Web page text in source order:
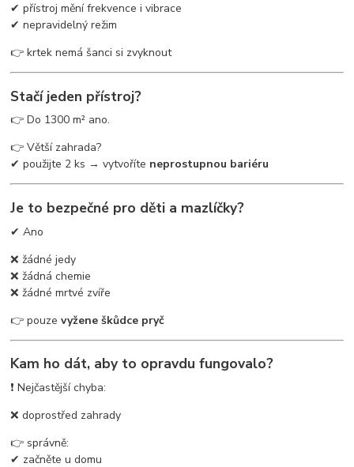
✔ přístroj mění frekvence i vibrace
✔ nepravidelný režim
👉 krtek nemá šanci si zvyknout
Stačí jeden přístroj?
👉 Do 1300 m² ano.
👉 Větší zahrada?
✔ použijte 2 ks → vytvoříte neprostupnou bariéru
Je to bezpečné pro děti a mazlíčky?
✔ Ano
❌ žádné jedy
❌ žádná chemie
❌ žádné mrtvé zvíře
👉 pouzevyžene škůdce pryč
Kam ho dát, aby to opravdu fungovalo?
❗ Nejčastější chyba:
❌ doprostřed zahrady
👉 správně:
✔ začněte u domu